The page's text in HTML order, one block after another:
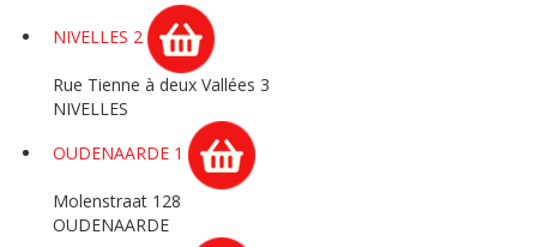
NIVELLES 2
Rue Tienne à deux Vallées 3
NIVELLES
OUDENAARDE 1
Molenstraat 128
OUDENAARDE